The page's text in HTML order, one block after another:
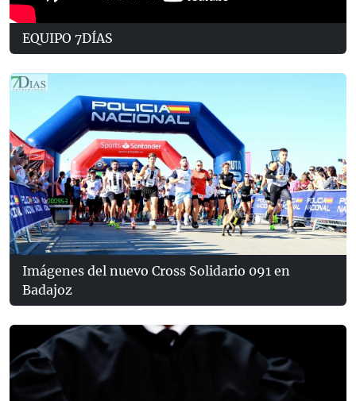
EQUIPO 7DÍAS
Imágenes del nuevo Cross Solidario 091 en
Badajoz